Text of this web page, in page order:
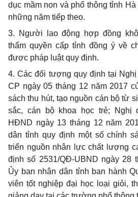
dục mầm non và phổ thông tỉnh
những năm tiếp theo.
3. Người lao động hợp đồng
thẩm quyền cấp tỉnh đồng ý về
được pháp luật quy định.
4. Các đối tượng quy định tại
CP ngày 05 tháng 12 năm 2017
sách thu hút, tạo nguồn cán bộ từ
sắc, cán bộ khoa học trẻ; Nghị
HĐND ngày 13 tháng 12 năm
dân tỉnh quy định một số chính
triển nguồn nhân lực chất lượng
định số 2531/QĐ-UBND ngày 28
Ủy ban nhân dân tỉnh ban hành
viên tốt nghiệp đại học loại giỏi,